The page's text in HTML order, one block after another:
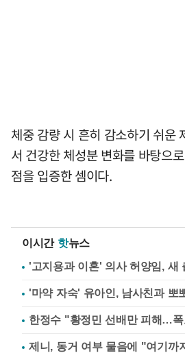
체중 감량 시 흔히 감소하기 쉬운
서 건강한 체성분 변화를 바탕으
점을 입증한 셈이다.
이시간 핫뉴스
'고지용과 이혼' 의사 허양임, 새
'마약 자숙' 유아인, 남사친과 뽀
한정수 "황정민 선배만 피해…
제니, 동거 여부 물음에 "여기까